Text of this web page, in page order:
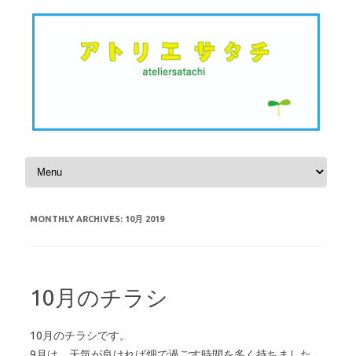
Skip to content
MONTHLY ARCHIVES: 10月 2019
10月のチラシ
10月のチラシです。